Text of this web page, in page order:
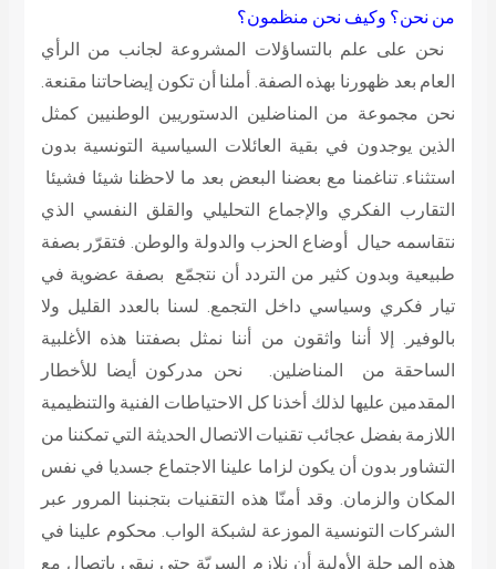
من نحن؟ وكيف نحن منظمون؟
نحن على علم بالتساؤلات المشروعة لجانب من الرأي
العام بعد ظهورنا بهذه الصفة. أملنا أن تكون إيضاحاتنا مقنعة.
نحن مجموعة من المناضلين الدستوريين الوطنيين كمثل
الذين يوجدون في بقية العائلات السياسية التونسية بدون
استثناء. تناغمنا مع بعضنا البعض بعد ما لاحظنا شيئا فشيئا
التقارب الفكري والإجماع التحليلي والقلق النفسي الذي
نتقاسمه حيال أوضاع الحزب والدولة والوطن. فتقرّر بصفة
طبيعية وبدون كثير من التردد أن نتجمّع بصفة عضوية في
تيار فكري وسياسي داخل التجمع. لسنا بالعدد القليل ولا
بالوفير. إلا أننا واثقون من أننا نمثل بصفتنا هذه الأغلبية
الساحقة من المناضلين. نحن مدركون أيضا للأخطار
المقدمين عليها لذلك أخذنا كل الاحتياطات الفنية والتنظيمية
اللازمة بفضل عجائب تقنيات الاتصال الحديثة التي تمكننا من
التشاور بدون أن يكون لزاما علينا الاجتماع جسديا في نفس
المكان والزمان. وقد أمنّا هذه التقنيات بتجنبنا المرور عبر
الشركات التونسية الموزعة لشبكة الواب. محكوم علينا في
هذه المرحلة الأولية أن نلازم السريّة حتى نبقى باتصال مع